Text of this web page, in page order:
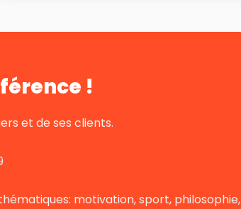
!
et de ses clients.
motivation, sport, philosophie,